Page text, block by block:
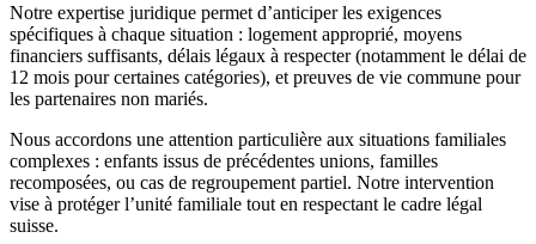
Notre expertise juridique permet d’anticiper les exigences
spécifiques à chaque situation : logement approprié, moyens
financiers suffisants, délais légaux à respecter (notamment le délai de
12 mois pour certaines catégories), et preuves de vie commune pour
les partenaires non mariés.
Nous accordons une attention particulière aux situations familiales
complexes : enfants issus de précédentes unions, familles
recomposées, ou cas de regroupement partiel. Notre intervention
vise à protéger l’unité familiale tout en respectant le cadre légal
suisse.